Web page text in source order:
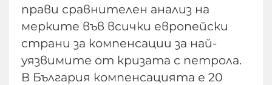
прави сравнителен анализ на
мерките във всички европейски
страни за компенсации за най-
уязвимите от кризата с петрола.
В България компенсацията е 20